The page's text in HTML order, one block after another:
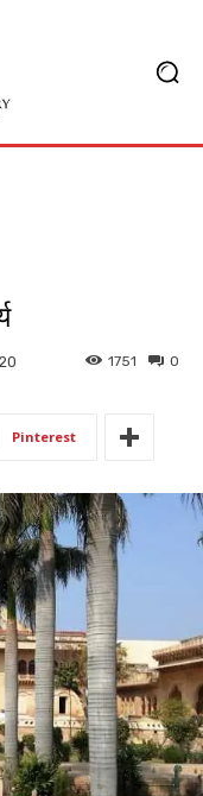
0
1751
Pinterest